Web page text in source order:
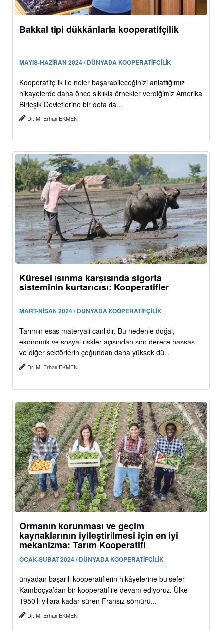
Bakkal tipi dükkânlarla kooperatifçilik
MAYIS-HAZİRAN 2024 / DÜNYADA KOOPERATİFÇİLİK
Kooperatifçilik ile neler başarabileceğinizi anlattığımız
hikayelerde daha önce sıklıkla örnekler verdiğimiz Amerika
Birleşik Devletlerine bir defa da...
Dr. M. Erhan EKMEN
Küresel ısınma karşısında sigorta
sisteminin kurtarıcısı: Kooperatifler
MART-NİSAN 2024 / DÜNYADA KOOPERATİFÇİLİK
Tarımın esas materyali canlıdır. Bu nedenle doğal,
ekonomik ve sosyal riskler açısından son derece hassas
ve diğer sektörlerin çoğundan daha yüksek dü...
Dr. M. Erhan EKMEN
Ormanın korunması ve geçim
kaynaklarının iyileştirilmesi için en iyi
mekanizma: Tarım Kooperatifi
OCAK-ŞUBAT 2024 / DÜNYADA KOOPERATİFÇİLİK
ünyadan başarılı kooperatiflerin hikâyelerine bu sefer
Kamboçya’dan bir kooperatif ile devam ediyoruz. Ülke
1950’li yıllara kadar süren Fransız sömürü...
Dr. M. Erhan EKMEN